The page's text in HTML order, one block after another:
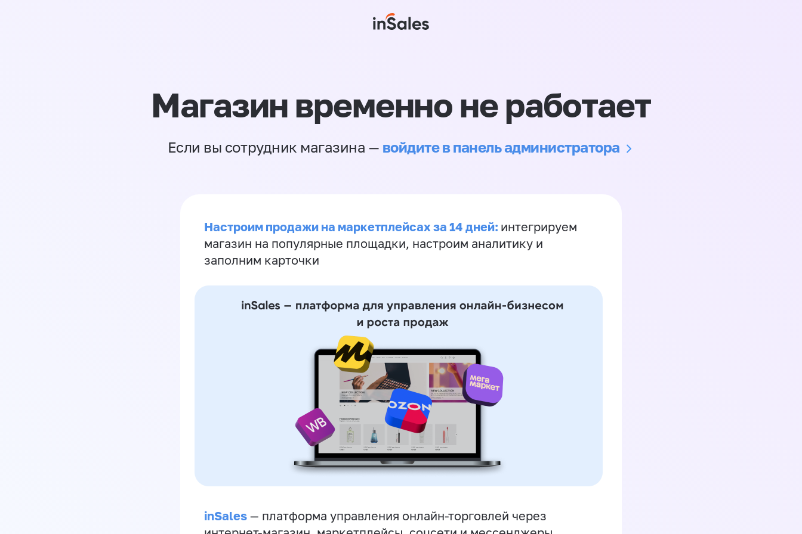
Магазин временно не работает
Если вы сотрудник магазина — войдите в панель администратора
Настроим продажи на маркетплейсах за 14 дней: интегрируем
магазин на популярные площадки, настроим аналитику и
заполним карточки
inSales — платформа управления онлайн-торговлей через